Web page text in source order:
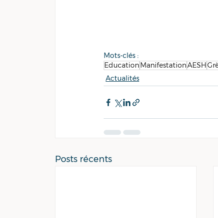
Mots-clés :
EducationManifestationAESH
Actualités
Posts récents